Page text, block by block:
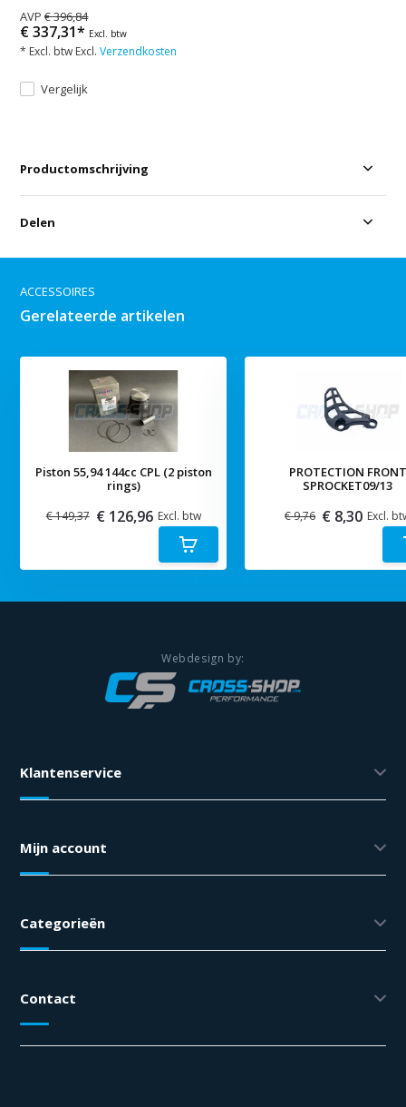
AVP€ 396,84
€ 337,31* Excl. btw
* Excl. btw Excl.Verzendkosten
Vergelijk
Productomschrijving
Delen
ACCESSOIRES
Gerelateerde artikelen
Piston 55,94 144cc CPL (2 piston
rings)
€ 149,37 € 126,96 Excl. btw
PROTECTION FRONT
SPROCKET09/13
€ 9,76 € 8,30 Excl.
Klantenservice
Mijn account
Categorieën
Contact